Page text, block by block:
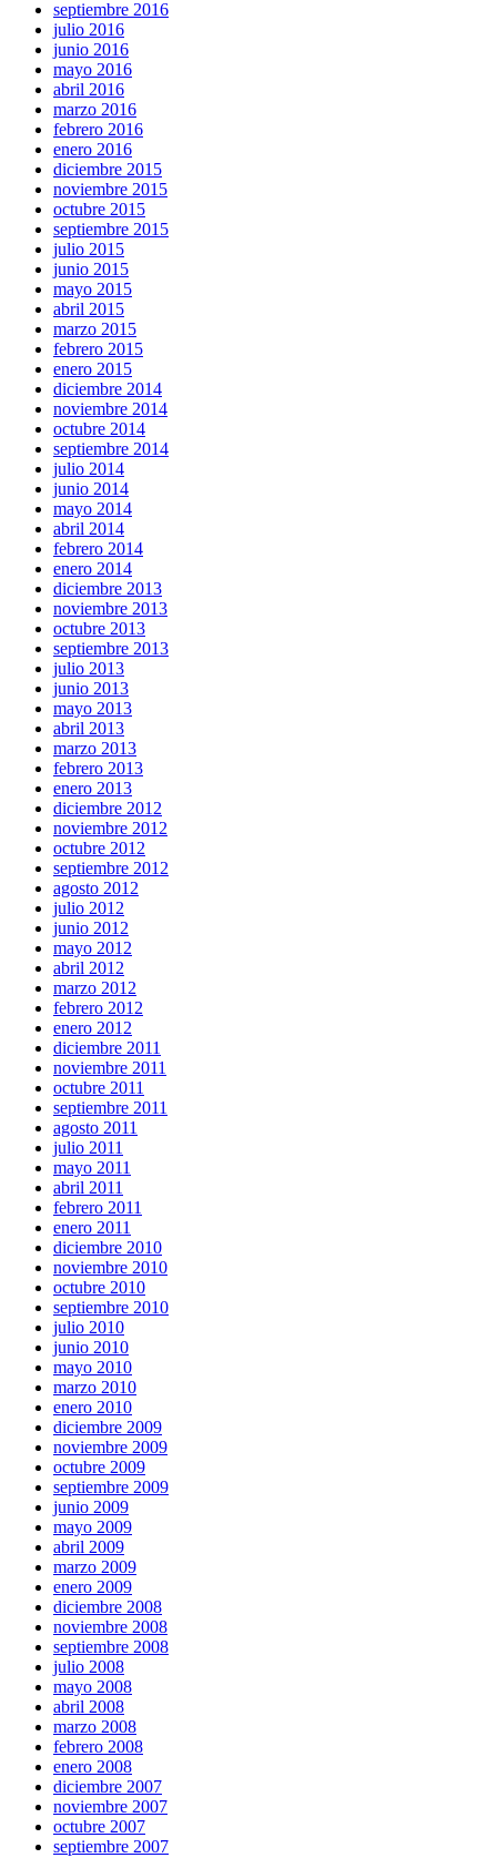
septiembre 2016
julio 2016
junio 2016
mayo 2016
abril 2016
marzo 2016
febrero 2016
enero 2016
diciembre 2015
noviembre 2015
octubre 2015
septiembre 2015
julio 2015
junio 2015
mayo 2015
abril 2015
marzo 2015
febrero 2015
enero 2015
diciembre 2014
noviembre 2014
octubre 2014
septiembre 2014
julio 2014
junio 2014
mayo 2014
abril 2014
febrero 2014
enero 2014
diciembre 2013
noviembre 2013
octubre 2013
septiembre 2013
julio 2013
junio 2013
mayo 2013
abril 2013
marzo 2013
febrero 2013
enero 2013
diciembre 2012
noviembre 2012
octubre 2012
septiembre 2012
agosto 2012
julio 2012
junio 2012
mayo 2012
abril 2012
marzo 2012
febrero 2012
enero 2012
diciembre 2011
noviembre 2011
octubre 2011
septiembre 2011
agosto 2011
julio 2011
mayo 2011
abril 2011
febrero 2011
enero 2011
diciembre 2010
noviembre 2010
octubre 2010
septiembre 2010
julio 2010
junio 2010
mayo 2010
marzo 2010
enero 2010
diciembre 2009
noviembre 2009
octubre 2009
septiembre 2009
junio 2009
mayo 2009
abril 2009
marzo 2009
enero 2009
diciembre 2008
noviembre 2008
septiembre 2008
julio 2008
mayo 2008
abril 2008
marzo 2008
febrero 2008
enero 2008
diciembre 2007
noviembre 2007
octubre 2007
septiembre 2007